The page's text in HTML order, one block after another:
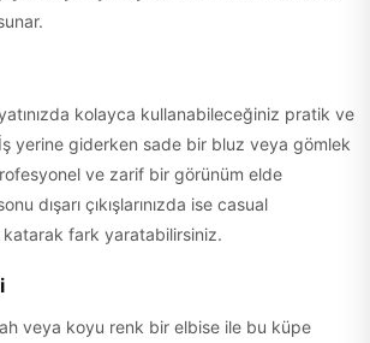
kolayca kullanabileceğiniz pratik ve
İş yerine giderken sade bir bluz veya gömlek
ve zarif bir görünüm elde
dışarı çıkışlarınızda ise casual
katarak fark yaratabilirsiniz.
veya koyu renk bir elbise ile bu küpe